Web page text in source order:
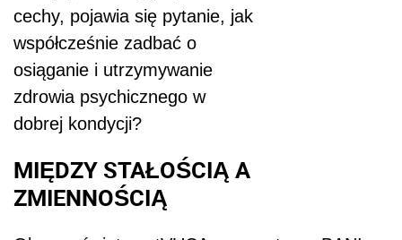
cechy, pojawia się pytanie, jak
współcześnie zadbać o
osiąganie i utrzymywanie
zdrowia psychicznego w
dobrej kondycji?
MIĘDZY STAŁOŚCIĄ A
ZMIENNOŚCIĄ